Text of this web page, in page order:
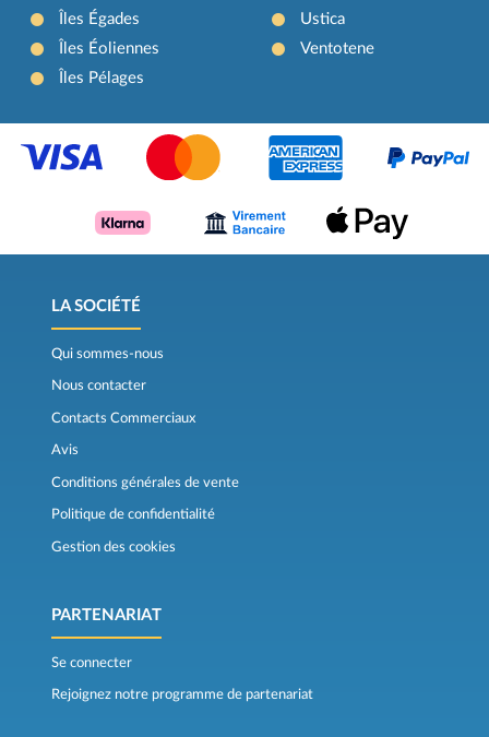
Îles Égades
Îles Éoliennes
Îles Pélages
Ustica
Ventotene
LA SOCIÉTÉ
Qui sommes-nous
Nous contacter
Contacts Commerciaux
Avis
Conditions générales de vente
Politique de confidentialité
Gestion des cookies
PARTENARIAT
Se connecter
Rejoignez notre programme de partenariat